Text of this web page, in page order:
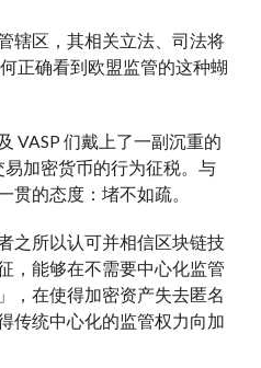
辖区，其相关立法、司法将
正确看到欧盟监管的这种蝴
VASP 们戴上了一副沉重的
加密货币的行为征税。与
的态度：堵不如疏。
之所以认可并相信区块链技
，能够在不需要中心化监管
，在使得加密资产失去匿名
传统中心化的监管权力向加